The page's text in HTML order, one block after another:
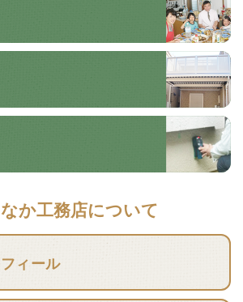
か工務店について
ィール